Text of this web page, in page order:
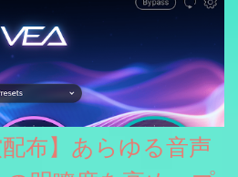
配布】あらゆる音声